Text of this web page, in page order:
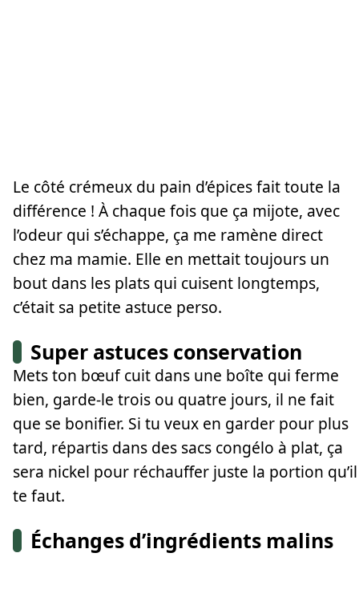
Le côté crémeux du pain d’épices fait toute la
différence ! À chaque fois que ça mijote, avec
l’odeur qui s’échappe, ça me ramène direct
chez ma mamie. Elle en mettait toujours un
bout dans les plats qui cuisent longtemps,
c’était sa petite astuce perso.
Super astuces conservation
Mets ton bœuf cuit dans une boîte qui ferme
bien, garde-le trois ou quatre jours, il ne fait
que se bonifier. Si tu veux en garder pour plus
tard, répartis dans des sacs congélo à plat, ça
sera nickel pour réchauffer juste la portion qu’il
te faut.
Échanges d’ingrédients malins